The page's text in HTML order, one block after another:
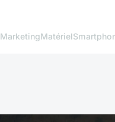
MarketingMatériel